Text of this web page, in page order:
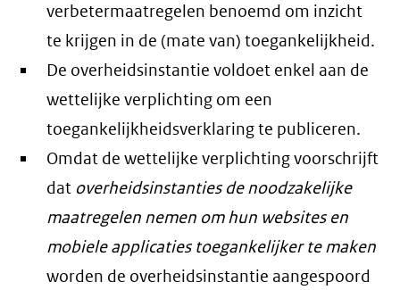
verbetermaatregelen benoemd om inzicht
te krijgen in de (mate van) toegankelijkheid.
De overheidsinstantie voldoet enkel aan de
wettelijke verplichting om een
toegankelijkheidsverklaring te publiceren.
Omdat de wettelijke verplichting voorschrijft
dat overheidsinstanties de noodzakelijke
maatregelen nemen om hun websites en
mobiele applicaties toegankelijker te maken
worden de overheidsinstantie aangespoord